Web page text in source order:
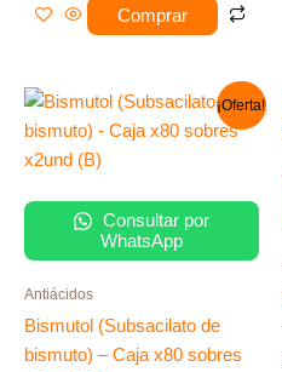
Comprar
¡Oferta!
Consultar por
WhatsApp
Antiácidos
Bismutol (Subsacilato de
bismuto) – Caja x80 sobres
El
precio
original
era:
El
actual